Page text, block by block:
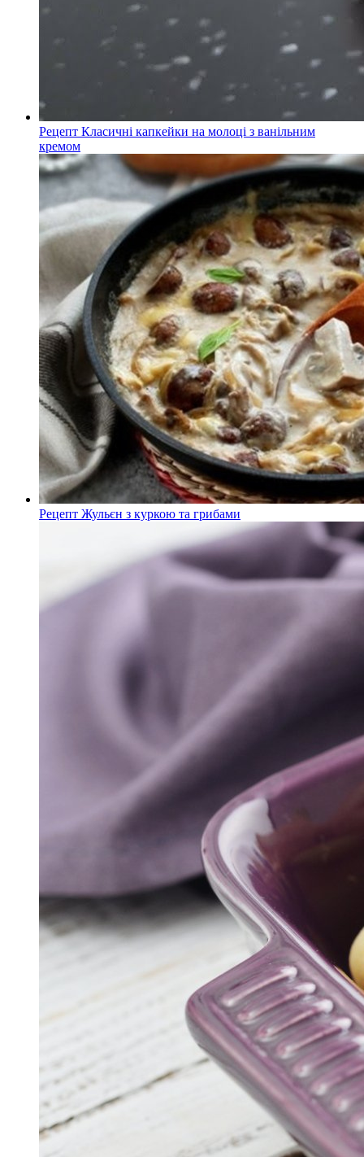
Рецепт Класичні капкейки на молоці з ванільним
кремом
Рецепт Жульєн з куркою та грибами